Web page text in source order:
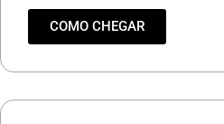
COMO CHEGAR